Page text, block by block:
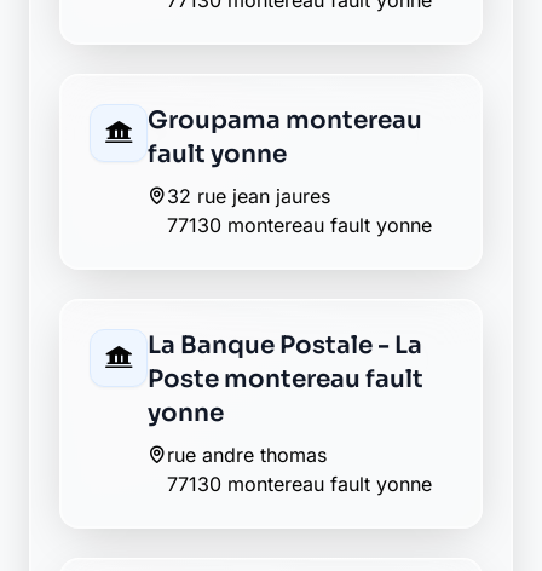
AXA saint germain laval
Poste varennes sur seine
1 rue grande
77130 varennes sur seine